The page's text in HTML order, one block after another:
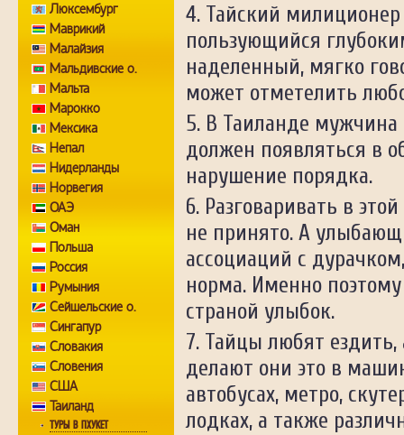
Люксембург
Маврикий
Малайзия
Мальдивские о.
Мальта
Марокко
Мексика
Непал
Нидерланды
Норвегия
ОАЭ
Оман
Польша
Россия
Румыния
Сейшельские о.
Сингапур
Словакия
Словения
США
Таиланд
ТУРЫ В ПХУКЕТ
Тайский
пользующийся
наделенный, мягко
может отметелить
В Таиланде
должен появляться в
нарушение порядка.
Разговаривать в
не принято. А
ассоциаций с
норма. Именно
страной улыбок.
Тайцы любят
делают они это в
автобусах, метро,
лодках, а также